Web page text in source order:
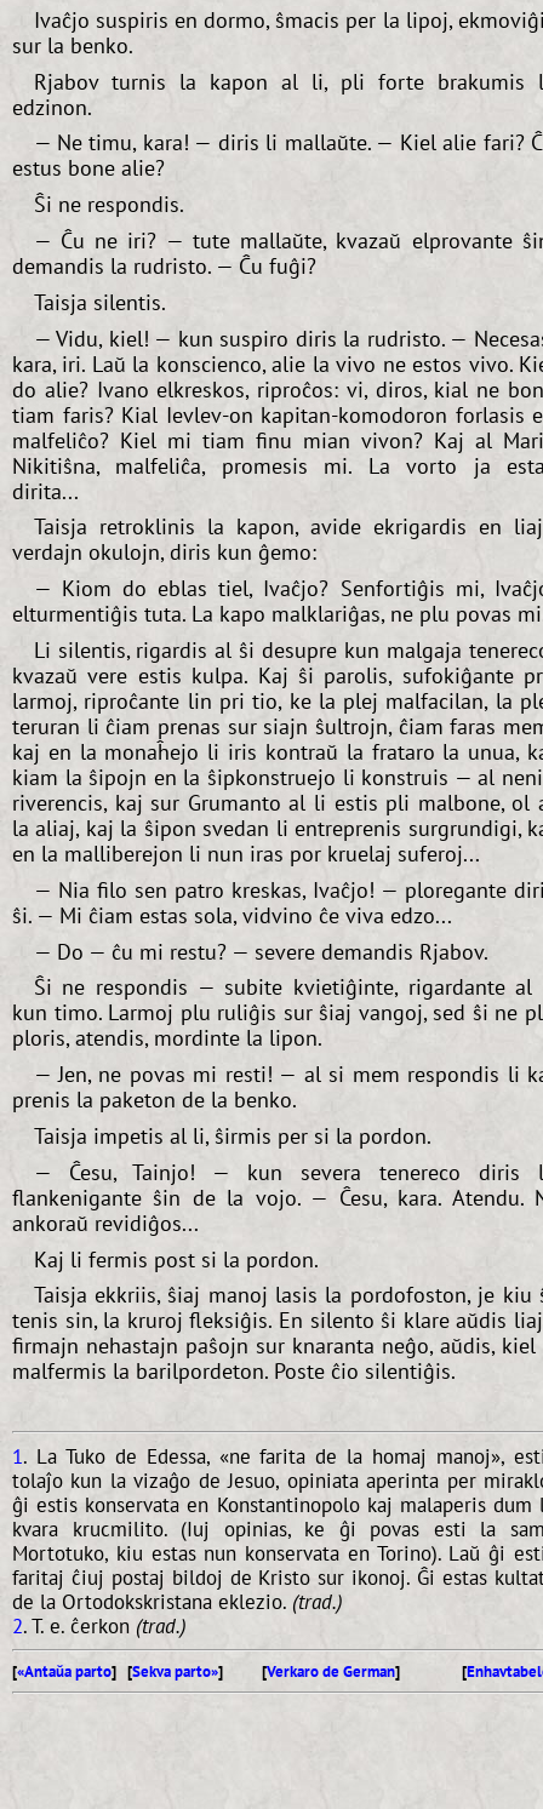
Ivaĉjo suspiris en dormo, ŝmacis per la lipoj,
sur la benko.
Rjabov turnis la kapon al li, pli forte brakumis
edzinon.
— Ne timu, kara! — diris li mallaŭte. — Kiel alie fari?
estus bone alie?
Ŝi ne respondis.
— Ĉu ne iri? — tute mallaŭte, kvazaŭ elprovante
demandis la rudristo. — Ĉu fuĝi?
Taisja silentis.
— Vidu, kiel! — kun suspiro diris la rudristo. —
kara, iri. Laŭ la konscienco, alie la vivo ne estos vivo.
do alie? Ivano elkreskos, riproĉos: vi, diros, kial ne
tiam faris? Kial Ievlev-on kapitan-komodoron forlasis
malfeliĉo? Kiel mi tiam finu mian vivon? Kaj al
Nikitiŝna, malfeliĉa, promesis mi. La vorto ja
dirita...
Taisja retroklinis la kapon, avide ekrigardis en
verdajn okulojn, diris kun ĝemo:
— Kiom do eblas tiel, Ivaĉjo? Senfortiĝis mi,
elturmentiĝis tuta. La kapo malklariĝas, ne plu povas
Li silentis, rigardis al ŝi desupre kun malgaja
kvazaŭ vere estis kulpa. Kaj ŝi parolis, sufokiĝante
larmoj, riproĉante lin pri tio, ke la plej malfacilan, la
teruran li ĉiam prenas sur siajn ŝultrojn, ĉiam faras
kaj en la monaĥejo li iris kontraŭ la frataro la unua,
kiam la ŝipojn en la ŝipkonstruejo li konstruis — al
riverencis, kaj sur Grumanto al li estis pli malbone, ol
la aliaj, kaj la ŝipon svedan li entreprenis surgrundigi,
en la malliberejon li nun iras por kruelaj suferoj...
— Nia filo sen patro kreskas, Ivaĉjo! — ploregante
ŝi. — Mi ĉiam estas sola, vidvino ĉe viva edzo...
— Do — ĉu mi restu? — severe demandis Rjabov.
Ŝi ne respondis — subite kvietiĝinte, rigardante
kun timo. Larmoj plu ruliĝis sur ŝiaj vangoj, sed ŝi ne
ploris, atendis, mordinte la lipon.
— Jen, ne povas mi resti! — al si mem respondis li
prenis la paketon de la benko.
Taisja impetis al li, ŝirmis per si la pordon.
— Ĉesu, Tainjo! — kun severa tenereco diris
flankenigante ŝin de la vojo. — Ĉesu, kara. Atendu.
ankoraŭ revidiĝos...
Kaj li fermis post si la pordon.
Taisja ekkriis, ŝiaj manoj lasis la pordofoston, je kiu
tenis sin, la kruroj fleksiĝis. En silento ŝi klare aŭdis
firmajn nehastajn paŝojn sur knaranta neĝo, aŭdis,
malfermis la barilpordeton. Poste ĉio silentiĝis.
1. La Tuko de Edessa, «ne farita de la homaj manoj»,
tolaĵo kun la vizaĝo de Jesuo, opiniata aperinta per
ĝi estis konservata en Konstantinopolo kaj malaperis dum
kvara krucmilito. (Iuj opinias, ke ĝi povas esti la
Mortotuko, kiu estas nun konservata en Torino). Laŭ ĝi
faritaj ĉiuj postaj bildoj de Kristo sur ikonoj. Ĝi estas
de la Ortodokskristana eklezio. (trad.)
2. T. e. ĉerkon (trad.)
[«Antaŭa parto] [Sekva parto»] [Verkaro de German] [